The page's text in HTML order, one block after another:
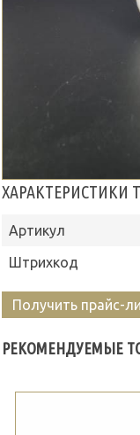
ХАРАКТЕРИСТИКИ
Артикул
Штрихкод
Получить прайс-
РЕКОМЕНДУЕМЫЕ